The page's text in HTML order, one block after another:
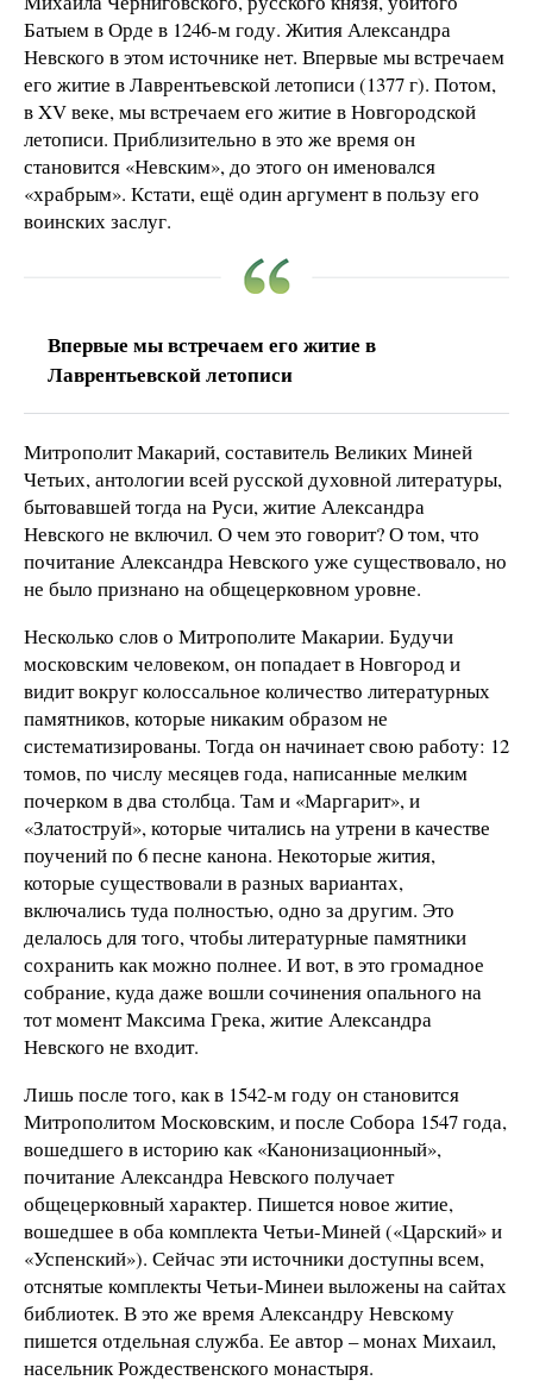
Батыем в Орде в 1246-м году. Жития Александра
Невского в этом источнике нет. Впервые мы встречаем
его житие в Лаврентьевской летописи (1377 г). Потом,
в XV веке, мы встречаем его житие в Новгородской
летописи. Приблизительно в это же время он
становится «Невским», до этого он именовался
«храбрым». Кстати, ещё один аргумент в пользу его
воинских заслуг.
Впервые мы встречаем его житие в
Лаврентьевской летописи
Митрополит Макарий, составитель Великих Миней
Четьих, антологии всей русской духовной литературы,
бытовавшей тогда на Руси, житие Александра
Невского не включил. О чем это говорит? О том, что
почитание Александра Невского уже существовало, но
не было признано на общецерковном уровне.
Несколько слов о Митрополите Макарии. Будучи
московским человеком, он попадает в Новгород и
видит вокруг колоссальное количество литературных
памятников, которые никаким образом не
систематизированы. Тогда он начинает свою работу: 12
томов, по числу месяцев года, написанные мелким
почерком в два столбца. Там и «Маргарит», и
«Златоструй», которые читались на утрени в качестве
поучений по 6 песне канона. Некоторые жития,
которые существовали в разных вариантах,
включались туда полностью, одно за другим. Это
делалось для того, чтобы литературные памятники
сохранить как можно полнее. И вот, в это громадное
собрание, куда даже вошли сочинения опального на
тот момент Максима Грека, житие Александра
Невского не входит.
Лишь после того, как в 1542-м году он становится
Митрополитом Московским, и после Собора 1547 года,
вошедшего в историю как «Канонизационный»,
почитание Александра Невского получает
общецерковный характер. Пишется новое житие,
вошедшее в оба комплекта Четьи-Миней («Царский» и
«Успенский»). Сейчас эти источники доступны всем,
отснятые комплекты Четьи-Минеи выложены на сайтах
библиотек. В это же время Александру Невскому
пишется отдельная служба. Ее автор – монах Михаил,
насельник Рождественского монастыря.